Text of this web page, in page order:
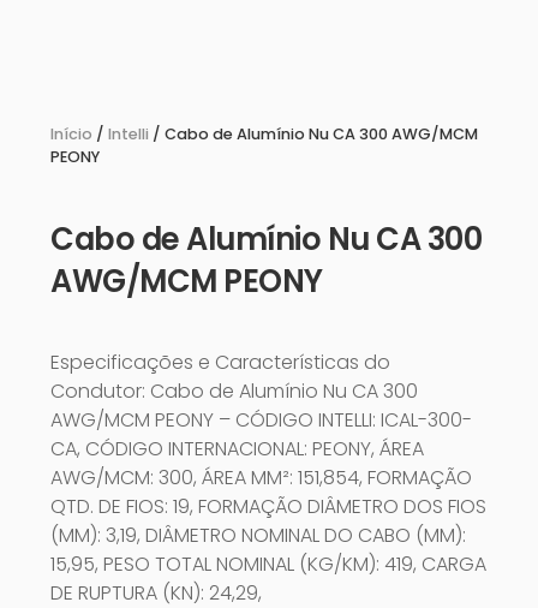
Início / Intelli / Cabo de Alumínio Nu CA 300 AWG/MCM
PEONY
Cabo de Alumínio Nu CA 300
AWG/MCM PEONY
Especificações e Características do
Condutor: Cabo de Alumínio Nu CA 300
AWG/MCM PEONY – CÓDIGO INTELLI: ICAL-300-
CA, CÓDIGO INTERNACIONAL: PEONY, ÁREA
AWG/MCM: 300, ÁREA MM²: 151,854, FORMAÇÃO
QTD. DE FIOS: 19, FORMAÇÃO DIÂMETRO DOS FIOS
(MM): 3,19, DIÂMETRO NOMINAL DO CABO (MM):
15,95, PESO TOTAL NOMINAL (KG/KM): 419, CARGA
DE RUPTURA (KN): 24,29,